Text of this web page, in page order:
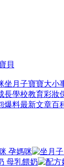
坐月子寶寶大小
長學校教育彩妝
爆料最新文章百
孕媽咪
母乳餵奶